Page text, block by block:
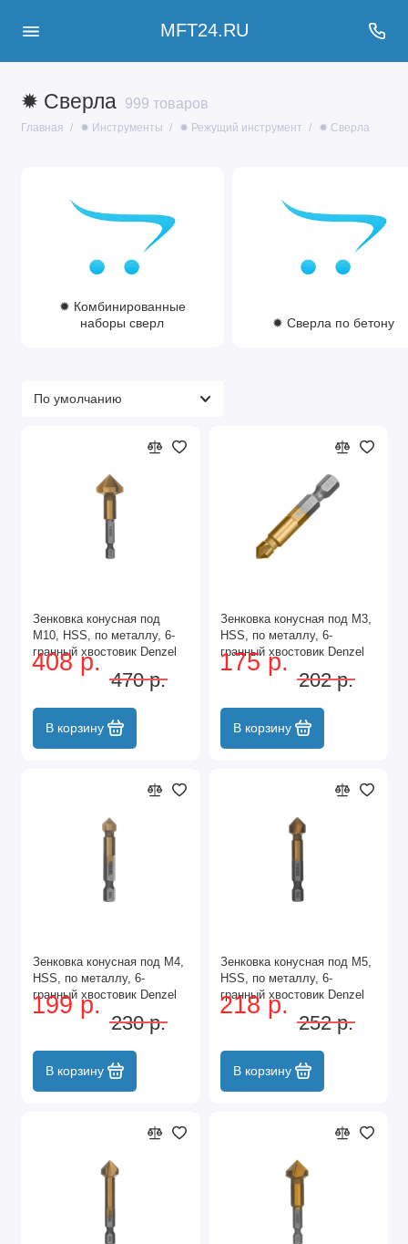
MFT24.RU
✹ Сверла 999 товаров
Главная ✹ Инструменты ✹ Режущий инструмент ✹ Сверла
✹ Комбинированные
наборы сверл
✹ Сверла по бетону
Зенковка конусная под
М10, HSS, по металлу, 6-
гранный хвостовик Denzel
408 р.
470 р.
В корзину
Зенковка конусная под М3,
HSS, по металлу, 6-
гранный хвостовик Denzel
175 р.
202 р.
В корзину
Зенковка конусная под М4,
HSS, по металлу, 6-
гранный хвостовик Denzel
199 р.
230 р.
В корзину
Зенковка конусная под М5,
HSS, по металлу, 6-
гранный хвостовик Denzel
218 р.
252 р.
В корзину